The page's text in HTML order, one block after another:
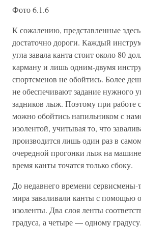
Фото 6.1.6
К сожалению, представленные
достаточно дороги. Каждый
угла завала канта стоит около 80
карману и лишь одним-двумя
спортсменов не обойтись. Более
не обеспечивают задание нужного
задников лыж. Поэтому при работе
можно обойтись напильником с
изолентой, учитывая то, что
производится лишь один раз в
очередной прогонки лыж на
время канты точатся только сбоку.
До недавнего времени сервисмены-
мира заваливали канты с помощью
изоленты. Два слоя ленты
градуса, а четыре — одному